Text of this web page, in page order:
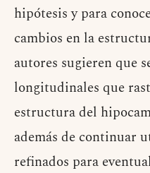
hipótesis y para
cambios en la
autores sugieren que
longitudinales que
estructura del
además de continuar
refinados para